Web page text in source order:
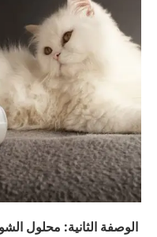
الوصفة الثانية: محلول